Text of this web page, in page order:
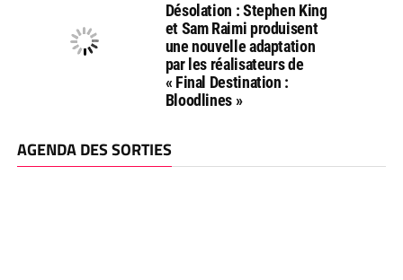
Désolation : Stephen King
et Sam Raimi produisent
une nouvelle adaptation
par les réalisateurs de
« Final Destination :
Bloodlines »
AGENDA DES SORTIES